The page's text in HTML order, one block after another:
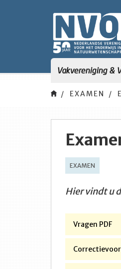
Vakvereniging &
EXAMEN
EXAMEN
Hier vindt u
Vragen PDF